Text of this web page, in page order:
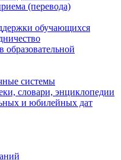
(перевода)
обучающихся
образовательной
системы
словари, энциклопедии
и юбилейных дат